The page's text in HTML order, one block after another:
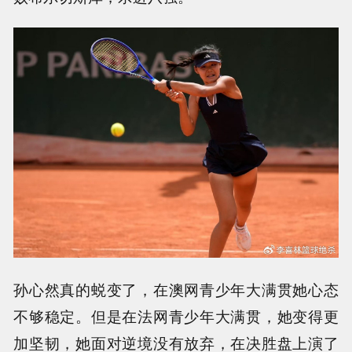
孙心然真的蜕变了，在澳网青少年大满贯她心态
不够稳定。但是在法网青少年大满贯，她变得更
加坚韧，她面对逆境没有放弃，在决胜盘上演了